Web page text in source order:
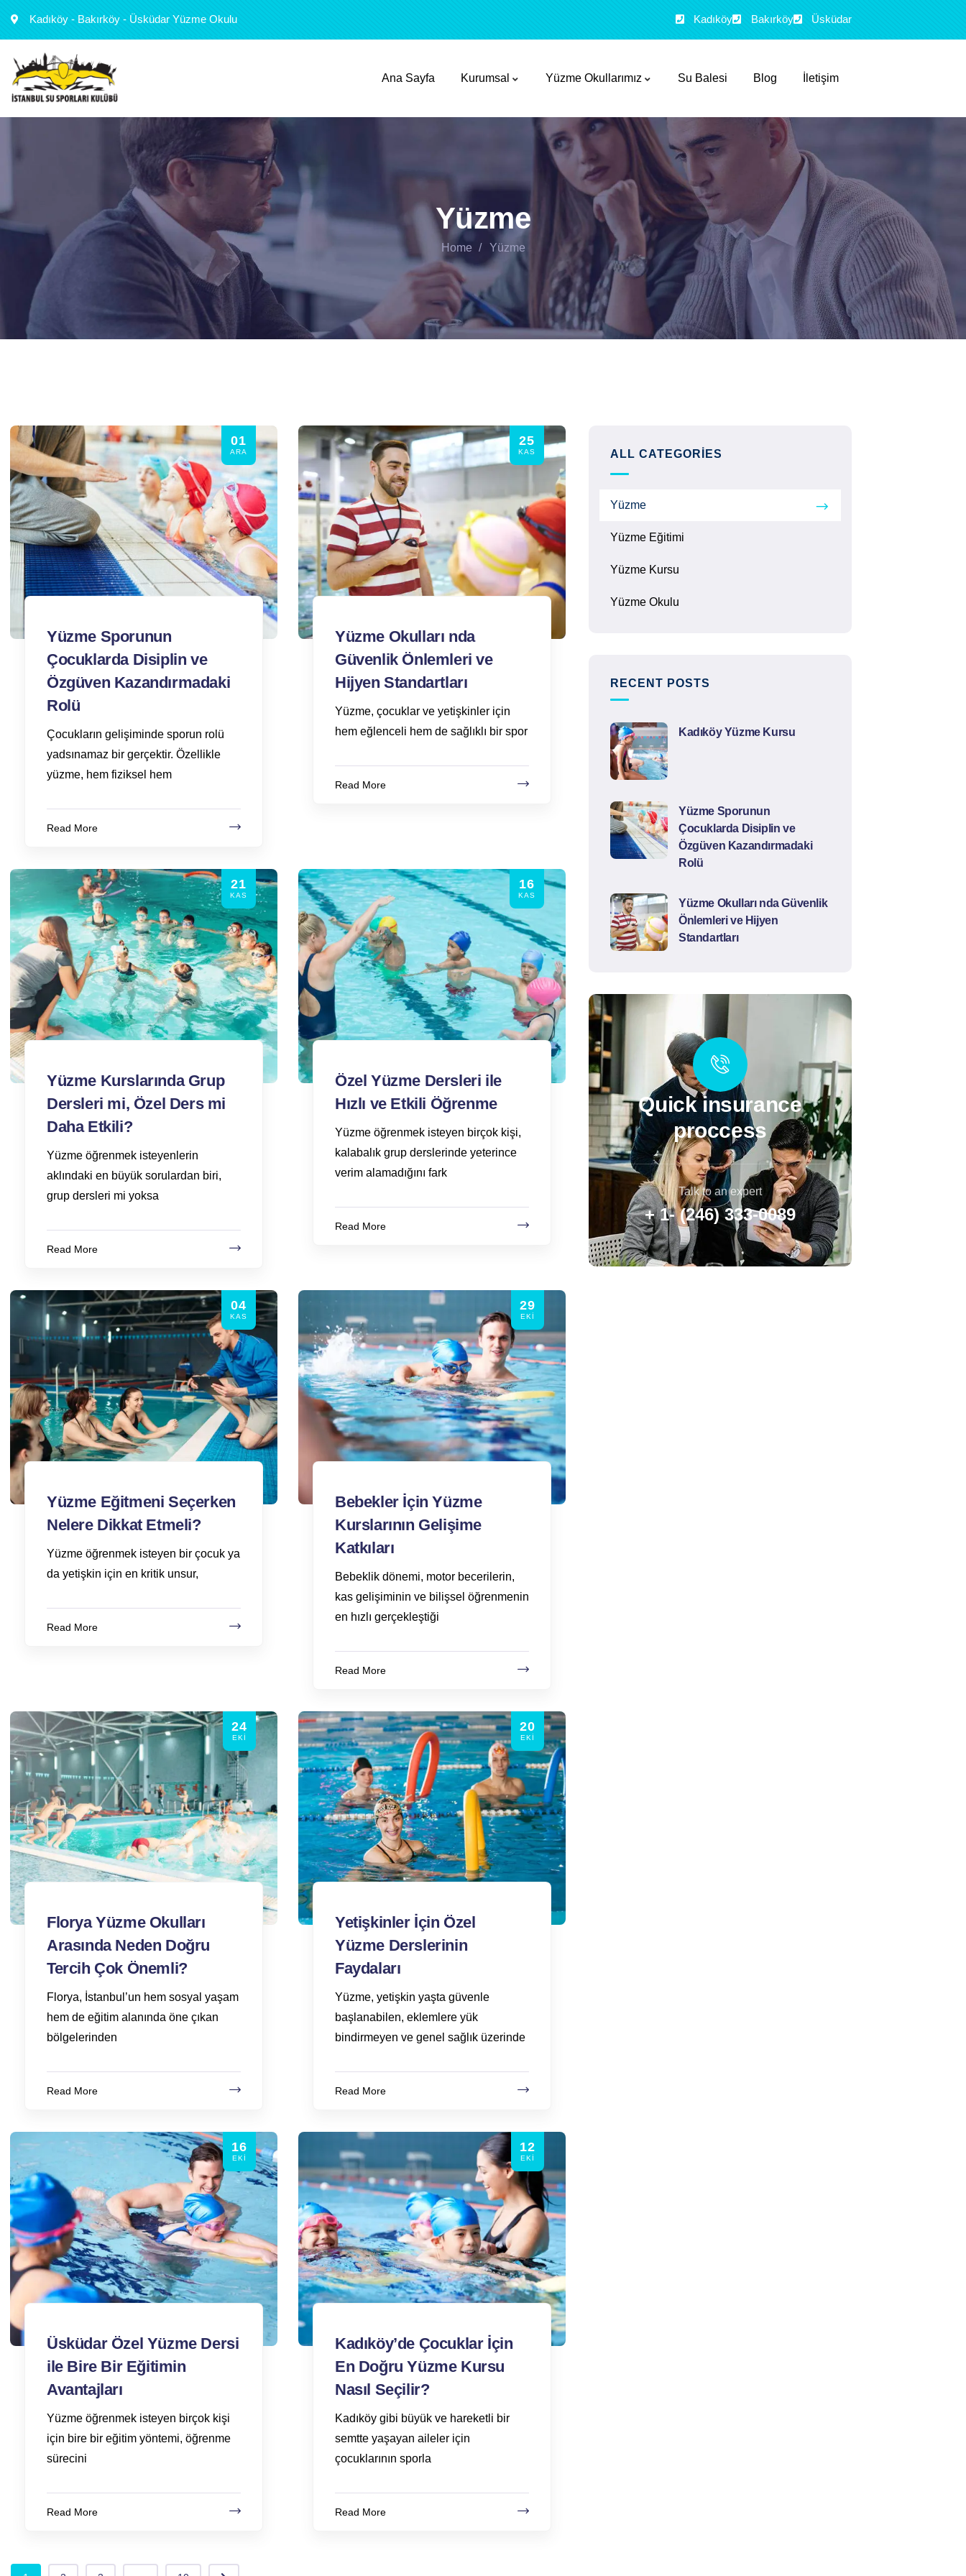
Kadıköy - Bakırköy - Üsküdar Yüzme Okulu Kadıköy Bakırköy Üsküdar
Ana Sayfa Kurumsal Yüzme Okullarımız Su Balesi Blog İletişim
Yüzme
Home Yüzme
01
ARA
Yüzme Sporunun
Çocuklarda Disiplin ve
Özgüven Kazandırmadaki
Rolü
Çocukların gelişiminde sporun rolü
yadsınamaz bir gerçektir. Özellikle
yüzme, hem fiziksel hem
Read More
25
KAS
Yüzme Okulları nda
Güvenlik Önlemleri ve
Hijyen Standartları
Yüzme, çocuklar ve yetişkinler için
hem eğlenceli hem de sağlıklı bir spor
Read More
21
KAS
Yüzme Kurslarında Grup
Dersleri mi, Özel Ders mi
Daha Etkili?
Yüzme öğrenmek isteyenlerin
aklındaki en büyük sorulardan biri,
grup dersleri mi yoksa
Read More
16
KAS
Özel Yüzme Dersleri ile
Hızlı ve Etkili Öğrenme
Yüzme öğrenmek isteyen birçok kişi,
kalabalık grup derslerinde yeterince
verim alamadığını fark
Read More
04
KAS
Yüzme Eğitmeni Seçerken
Nelere Dikkat Etmeli?
Yüzme öğrenmek isteyen bir çocuk ya
da yetişkin için en kritik unsur,
Read More
29
EKI
Bebekler İçin Yüzme
Kurslarının Gelişime
Katkıları
Bebeklik dönemi, motor becerilerin,
kas gelişiminin ve bilişsel öğrenmenin
en hızlı gerçekleştiği
Read More
24
EKI
Florya Yüzme Okulları
Arasında Neden Doğru
Tercih Çok Önemli?
Florya, İstanbul’un hem sosyal yaşam
hem de eğitim alanında öne çıkan
bölgelerinden
Read More
20
EKI
Yetişkinler İçin Özel
Yüzme Derslerinin
Faydaları
Yüzme, yetişkin yaşta güvenle
başlanabilen, eklemlere yük
bindirmeyen ve genel sağlık üzerinde
Read More
16
EKI
Üsküdar Özel Yüzme Dersi
ile Bire Bir Eğitimin
Avantajları
Yüzme öğrenmek isteyen birçok kişi
için bire bir eğitim yöntemi, öğrenme
sürecini
Read More
12
EKI
Kadıköy’de Çocuklar İçin
En Doğru Yüzme Kursu
Nasıl Seçilir?
Kadıköy gibi büyük ve hareketli bir
semtte yaşayan aileler için
çocuklarının sporla
Read More
ALL CATEGORIES
Yüzme
Yüzme Eğitimi
Yüzme Kursu
Yüzme Okulu
RECENT POSTS
Kadıköy Yüzme Kursu
Yüzme Sporunun
Çocuklarda Disiplin ve
Özgüven Kazandırmadaki
Rolü
Yüzme Okulları nda Güvenlik
Önlemleri ve Hijyen
Standartları
Quick insurance
proccess
Talk to an expert
+ 1- (246) 333-0089